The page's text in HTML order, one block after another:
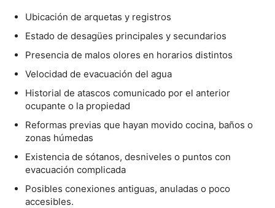
Ubicación de arquetas y registros
Estado de desagües principales y secundarios
Presencia de malos olores en horarios distintos
Velocidad de evacuación del agua
Historial de atascos comunicado por el anterior
ocupante o la propiedad
Reformas previas que hayan movido cocina, baños o
zonas húmedas
Existencia de sótanos, desniveles o puntos con
evacuación complicada
Posibles conexiones antiguas, anuladas o poco
accesibles.